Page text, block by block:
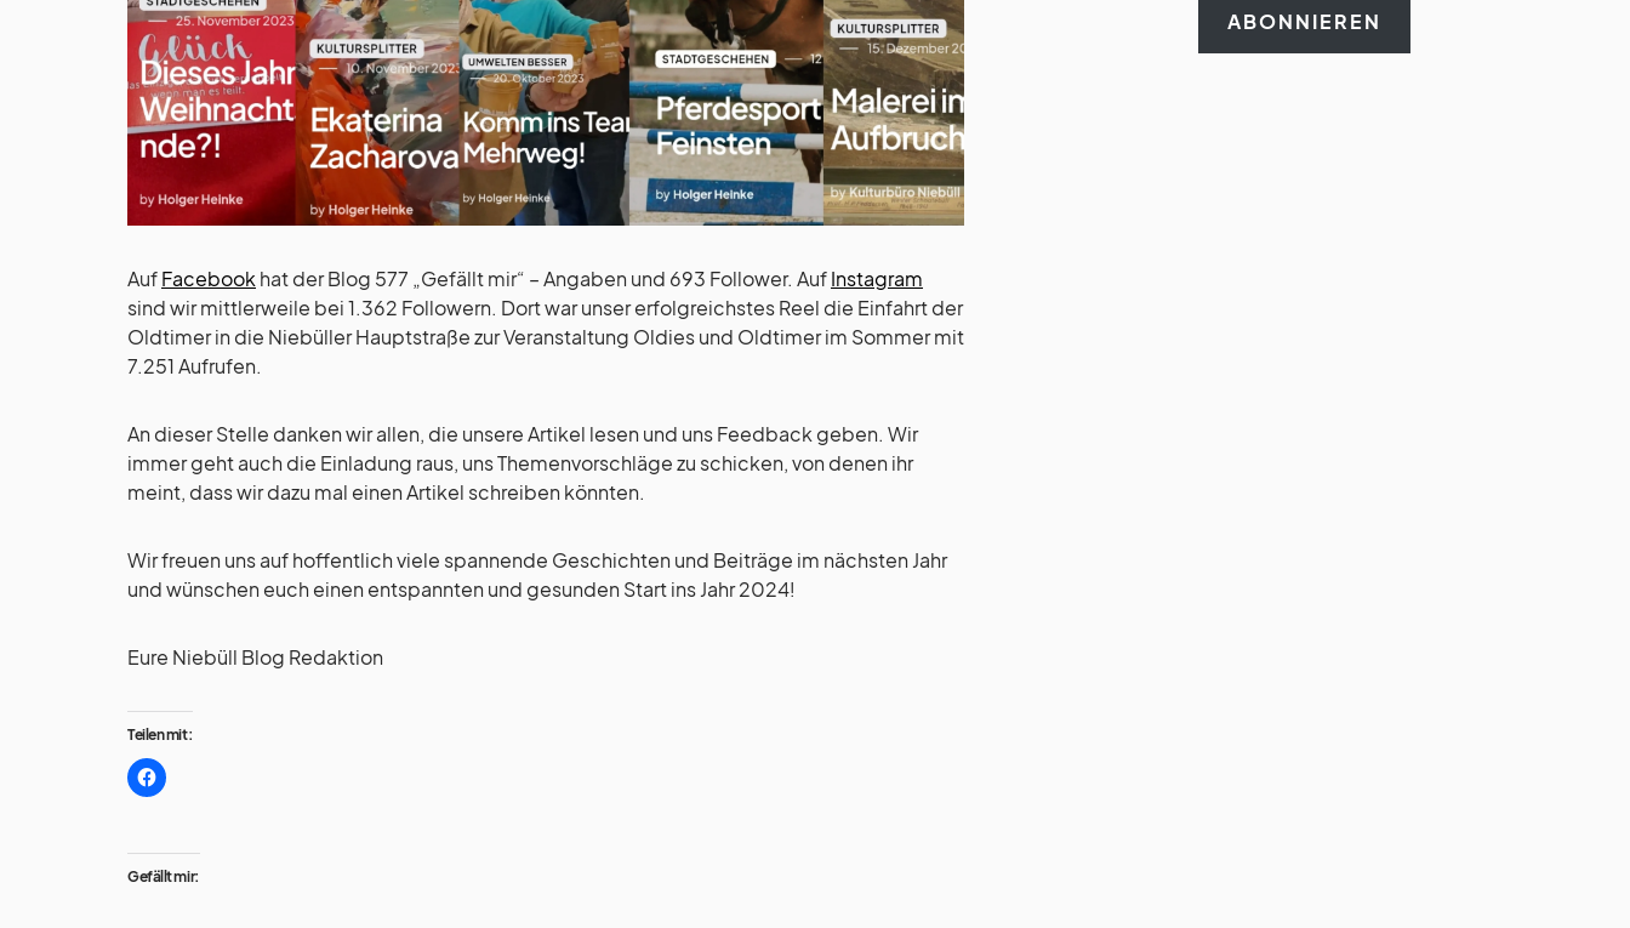
AufFacebook hat der Blog 577 „Gefällt mir“ – Angaben und 693 Follower. AufInstagram
sind wir mittlerweile bei 1.362 Followern. Dort war unser erfolgreichstes Reel die Einfahrt der
Oldtimer in die Niebüller Hauptstraße zur Veranstaltung Oldies und Oldtimer im Sommer mit
7.251 Aufrufen.
An dieser Stelle danken wir allen, die unsere Artikel lesen und uns Feedback geben. Wir
immer geht auch die Einladung raus, uns Themenvorschläge zu schicken, von denen ihr
meint, dass wir dazu mal einen Artikel schreiben könnten.
Wir freuen uns auf hoffentlich viele spannende Geschichten und Beiträge im nächsten Jahr
und wünschen euch einen entspannten und gesunden Start ins Jahr 2024!
Eure Niebüll Blog Redaktion
Teilen mit:
Gefällt mir:
ABONNIEREN